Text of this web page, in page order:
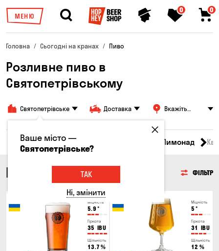
МЕНЮ
0 0
Головна Сьогодні на кранах Пиво
Розливне пиво в
Святопетрівському
Святопетрівське Доставка
Вкажіть
Всі товари Пиво Лимонад
ПИВО ФІЛЬТР
Міцність
5.9 °
Гіркота
35 IBU
Щільність
13.7 %
Міцність
5 °
Гіркота
31 IBU
Щільність
12 %
Ваше місто —
Святопетрівське?
ТАК
Ні, змінити